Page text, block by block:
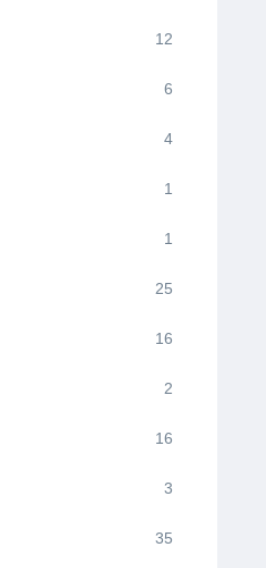
12
6
4
1
1
25
16
2
16
3
35